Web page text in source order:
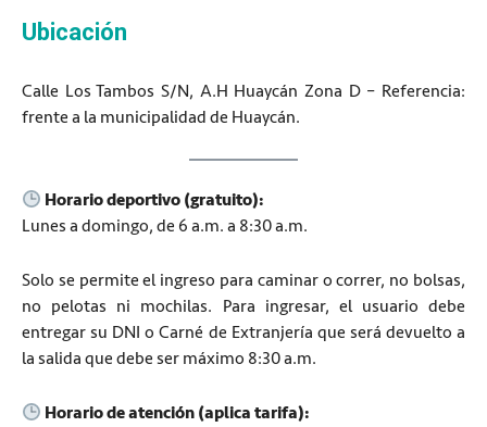
Ubicación
Calle Los Tambos S/N, A.H Huaycán Zona D – Referencia:
frente a la municipalidad de Huaycán.
Horario deportivo (gratuito):
Lunes a domingo, de 6 a.m. a 8:30 a.m.
Solo se permite el ingreso para caminar o correr, no bolsas,
no pelotas ni mochilas. Para ingresar, el usuario debe
entregar su DNI o Carné de Extranjería que será devuelto a
la salida que debe ser máximo 8:30 a.m.
Horario de atención (aplica tarifa):